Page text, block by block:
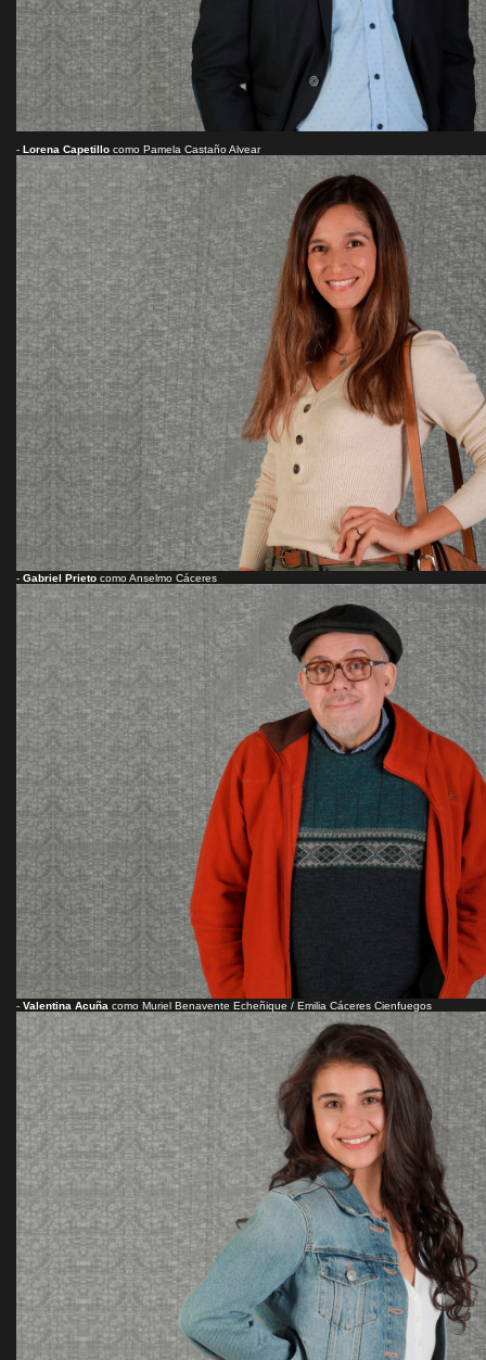
- Lorena Capetillo como Pamela Castaño Alvear
- Gabriel Prieto como Anselmo Cáceres
- Valentina Acuña como Muriel Benavente Echeñique / Emilia Cáceres Cienfuegos